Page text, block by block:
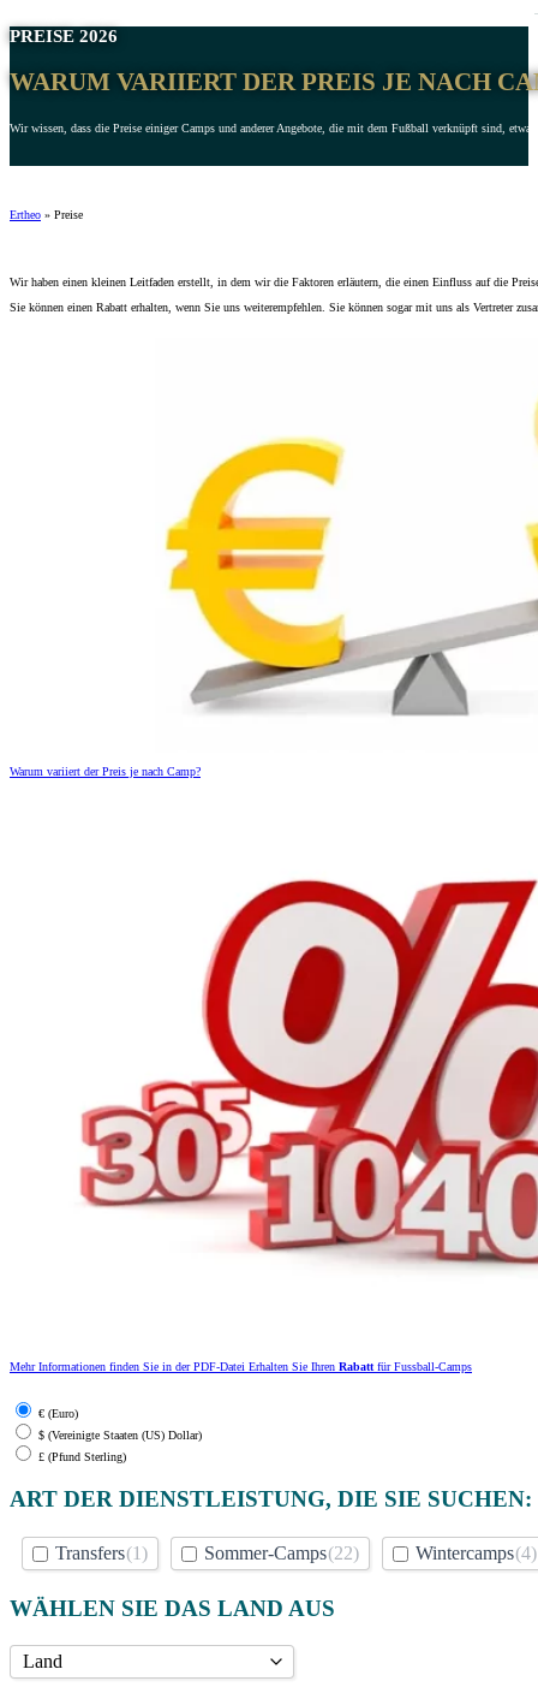
PREISE 2026
WARUM VARIIERT DER PREIS JE NACH
Wir wissen, dass die Preise einiger Camps und anderer Angebote, die mit dem Fußball verknüpft sind, etwas
Ertheo » Preise
Wir haben einen kleinen Leitfaden erstellt, in dem wir die Faktoren erläutern, die einen Einfluss auf die
Sie können einen Rabatt erhalten, wenn Sie uns weiterempfehlen. Sie können sogar mit uns als Vertreter
Warum variiert der Preis je nach Camp?
Mehr Informationen finden Sie in der PDF-Datei Erhalten Sie Ihren Rabatt für Fussball-Camps
€ (Euro)
$ (Vereinigte Staaten (US) Dollar)
£ (Pfund Sterling)
ART DER DIENSTLEISTUNG, DIE SIE SUCHEN:
Transfers(1) Sommer-Camps(22) Wintercamps(4)
WÄHLEN SIE DAS LAND AUS
Land